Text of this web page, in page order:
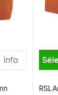
Info
RSL